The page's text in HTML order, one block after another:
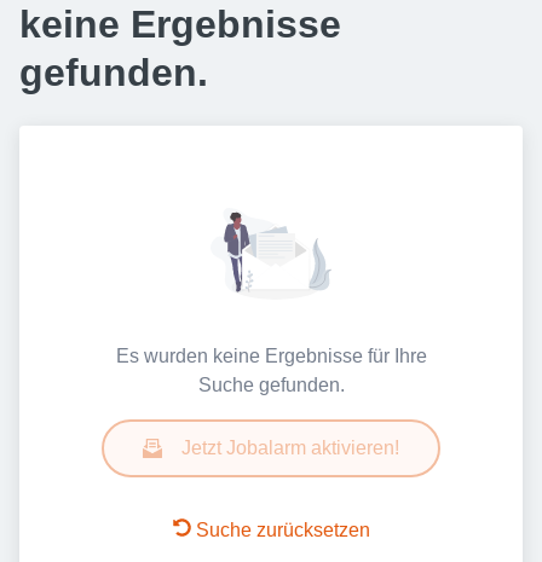
keine Ergebnisse
gefunden.
Es wurden keine Ergebnisse für Ihre
Suche gefunden.
Jetzt Jobalarm aktivieren!
Suche zurücksetzen